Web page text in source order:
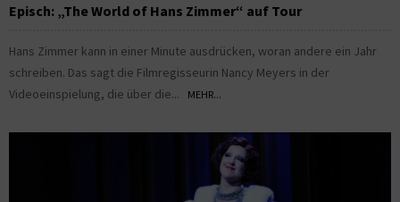
Episch: „The World of Hans Zimmer“ auf Tour
Hans Zimmer kann in einer Minute ausdrücken, woran andere ein Jahr
schreiben. Das sagt die Filmregisseurin Nancy Meyers in der
Videoeinspielung, die über die...
MEHR...